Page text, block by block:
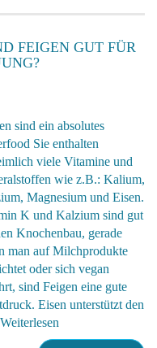
FEIGEN GUT FÜR
sind ein absolutes
Sie enthalten
viele Vitamine und
wie z.B.: Kalium,
Magnesium und Eisen.
K und Kalzium sind gut
Knochenbau, gerade
man auf Milchprodukte
oder sich vegan
sind Feigen eine gute
Eisen unterstützt den
Weiterlesen